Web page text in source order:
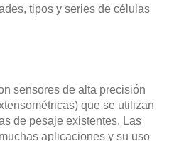
tipos y series de células
sensores de alta precisión
que se utilizan
de pesaje existentes. Las
aplicaciones y su uso